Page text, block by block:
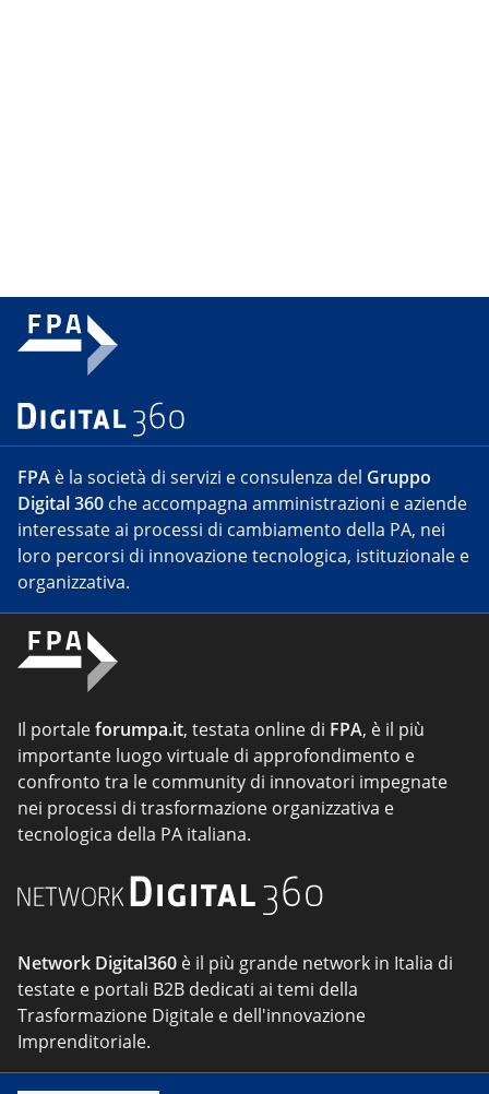
FPA è la società di servizi e consulenza del Gruppo
Digital 360 che accompagna amministrazioni e aziende
interessate ai processi di cambiamento della PA, nei
loro percorsi di innovazione tecnologica, istituzionale e
organizzativa.
Il portaleforumpa.it, testata online di FPA, è il più
importante luogo virtuale di approfondimento e
confronto tra le community di innovatori impegnate
nei processi di trasformazione organizzativa e
tecnologica della PA italiana.
Network Digital360 è il più grande network in Italia di
testate e portali B2B dedicati ai temi della
Trasformazione Digitale e dell'innovazione
Imprenditoriale.